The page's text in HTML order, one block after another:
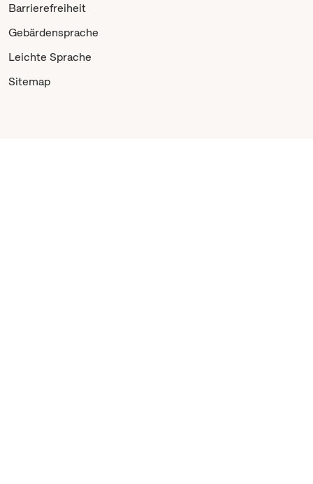
Barrierefreiheit
Gebärdensprache
Leichte Sprache
Sitemap